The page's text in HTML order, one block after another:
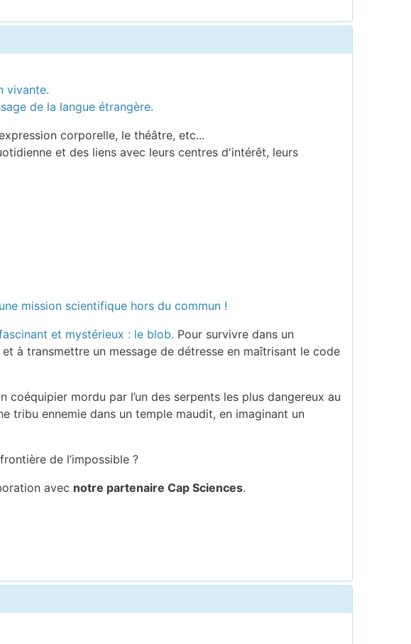
vivante.
de la langue étrangère.
corporelle, le théâtre, etc...
et des liens avec leurs centres d'intérêt, leurs
mission scientifique hors du commun !
et mystérieux : le blob. Pour survivre dans un
à transmettre un message de détresse en maîtrisant le code
mordu par l’un des serpents les plus dangereux au
tribu ennemie dans un temple maudit, en imaginant un
de l’impossible ?
avec notre partenaire Cap Sciences.